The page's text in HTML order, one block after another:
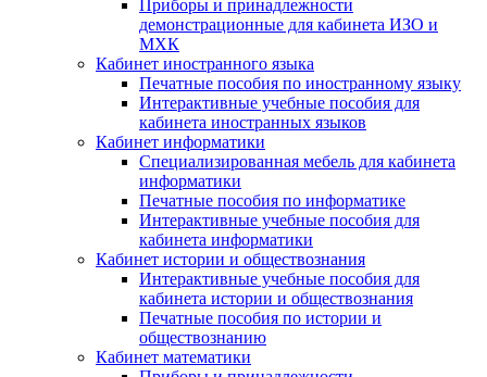
Приборы и принадлежности
демонстрационные для кабинета ИЗО и
МХК
Кабинет иностранного языка
Печатные пособия по иностранному языку
Интерактивные учебные пособия для
кабинета иностранных языков
Кабинет информатики
Специализированная мебель для кабинета
информатики
Печатные пособия по информатике
Интерактивные учебные пособия для
кабинета информатики
Кабинет истории и обществознания
Интерактивные учебные пособия для
кабинета истории и обществознания
Печатные пособия по истории и
обществознанию
Кабинет математики